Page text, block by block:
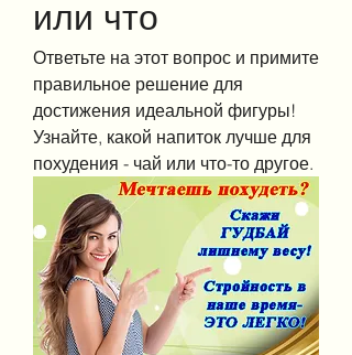
или что
Ответьте на этот вопрос и примите
правильное решение для
достижения идеальной фигуры!
Узнайте, какой напиток лучше для
похудения - чай или что-то другое.